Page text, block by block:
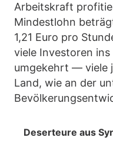
Arbeitskraft
Mindestlohn
1,21 Euro pro
viele Investoren
umgekehrt — viele
Land, wie an der
Deserteure aus